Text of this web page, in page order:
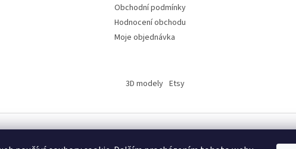
Obchodní podmínky
Hodnocení obchodu
Moje objednávka
3D modely Etsy